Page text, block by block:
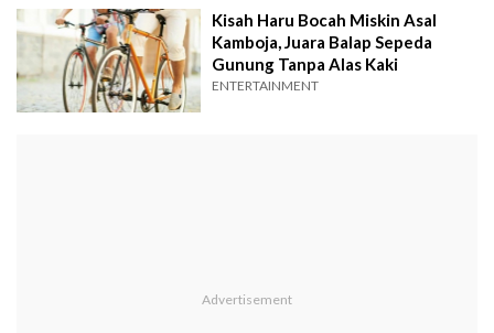
Kisah Haru Bocah Miskin Asal
Kamboja, Juara Balap Sepeda
Gunung Tanpa Alas Kaki
ENTERTAINMENT